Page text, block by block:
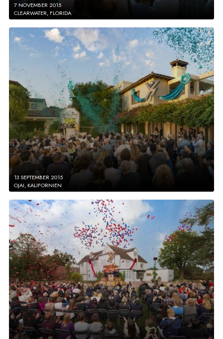
7 NOVEMBER 2015
CLEARWATER, FLORIDA
13 SEPTEMBER 2015
OJAI, KALIFORNIEN